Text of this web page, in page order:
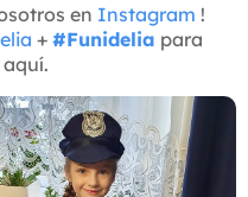
en Instagram !
+ #Funidelia para